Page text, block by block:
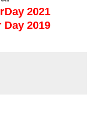
2021
2019